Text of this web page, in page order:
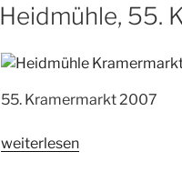
Heidmühle, 55.
55. Kramermarkt 2007
„Heidmühle,
weiterlesen